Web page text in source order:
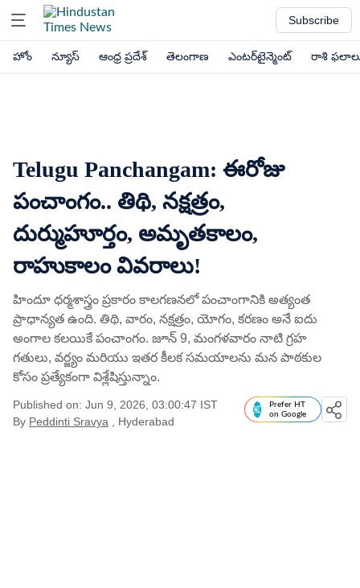
Subscribe
హోం న్యూస్ ఆంధ్ర ప్రదేశ్ తెలంగాణ ఎంటర్‌టైన్మెంట్ రాశి
Telugu Panchangam: ఈరోజు
పంచాంగం.. తిథి, నక్షత్రం,
దుర్ముహూర్తం, అమృతకాలం,
రాహుకాలం వివరాలు!
హిందూ ధర్మశాస్త్రం ప్రకారం కాలగణనలో పంచాంగానికి అత్యంత
ప్రాధాన్యత ఉంది. తిథి, వారం, నక్షత్రం, యోగం, కరణం అనే ఐదు
అంగాల కలయికే పంచాంగం. జూన్ 9, మంగళవారం నాటి గ్రహ
గతులు, వర్జ్యం మరియు ఇతర కీలక సమయాలను మన పాఠకుల
కోసం ప్రత్యేకంగా విశ్లేషిస్తున్నాం.
Published on: Jun 9, 2026, 03:00:47 IST
By Peddinti Sravya , Hyderabad
Prefer HT
on Google